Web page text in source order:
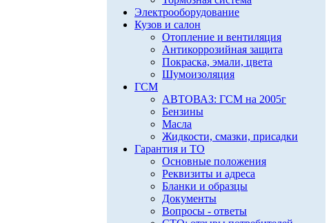
Электрооборудование
Кузов и салон
Отопление и вентиляция
Антикоррозийная защита
Покраска, эмали, цвета
Шумоизоляция
ГСМ
АВТОВАЗ: ГСМ на 2005г
Бензины
Масла
Жидкости, смазки, присадки
Гарантия и ТО
Основные положения
Реквизиты и адреса
Бланки и образцы
Документы
Вопросы - ответы